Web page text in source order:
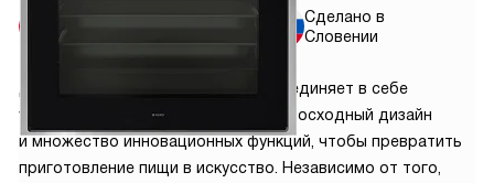
Установка
от 4550 руб.
Сделано в
Словении
Духовой шкаф Asko OCS8664S объединяет в себе
удивительную эффективность, превосходный дизайн
и множество инновационных функций, чтобы превратить
приготовление пищи в искусство. Независимо от того,